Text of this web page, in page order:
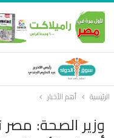
الرئيسية أهم الأخبار
وزير الصحة: مصر